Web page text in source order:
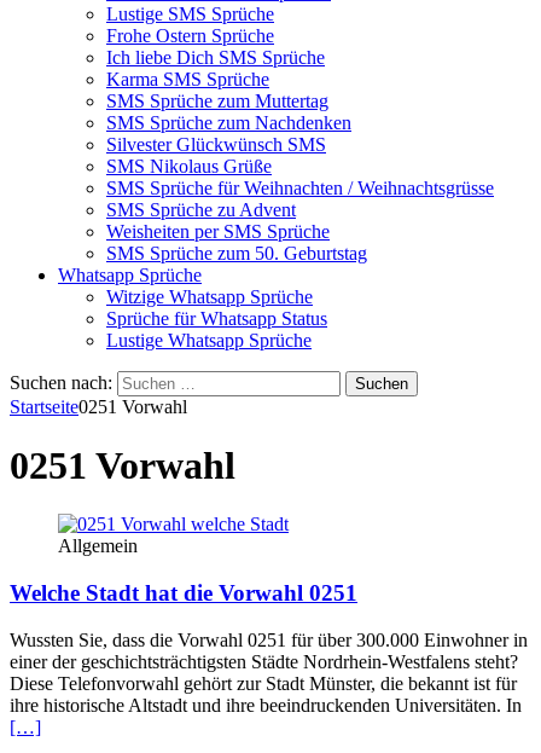
Lustige SMS Sprüche
Frohe Ostern Sprüche
Ich liebe Dich SMS Sprüche
Karma SMS Sprüche
SMS Sprüche zum Muttertag
SMS Sprüche zum Nachdenken
Silvester Glückwünsch SMS
SMS Nikolaus Grüße
SMS Sprüche für Weihnachten / Weihnachtsgrüsse
SMS Sprüche zu Advent
Weisheiten per SMS Sprüche
SMS Sprüche zum 50. Geburtstag
Whatsapp Sprüche
Witzige Whatsapp Sprüche
Sprüche für Whatsapp Status
Lustige Whatsapp Sprüche
Suchen nach:
Startseite0251 Vorwahl
0251 Vorwahl
Allgemein
Welche Stadt hat die Vorwahl 0251
Wussten Sie, dass die Vorwahl 0251 für über 300.000 Einwohner in
einer der geschichtsträchtigsten Städte Nordrhein-Westfalens steht?
Diese Telefonvorwahl gehört zur Stadt Münster, die bekannt ist für
ihre historische Altstadt und ihre beeindruckenden Universitäten. In
[…]